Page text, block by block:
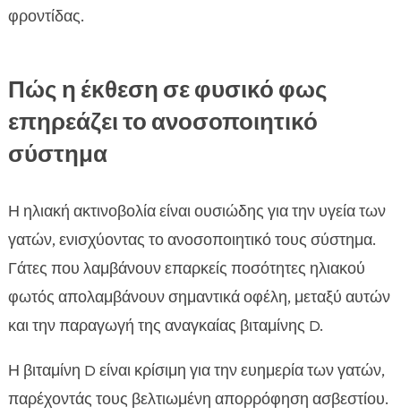
φροντίδας.
Πώς η έκθεση σε φυσικό φως
επηρεάζει το ανοσοποιητικό
σύστημα
Η ηλιακή ακτινοβολία είναι ουσιώδης για την υγεία των
γατών, ενισχύοντας το ανοσοποιητικό τους σύστημα.
Γάτες που λαμβάνουν επαρκείς ποσότητες ηλιακού
φωτός απολαμβάνουν σημαντικά οφέλη, μεταξύ αυτών
και την παραγωγή της αναγκαίας βιταμίνης D.
Η βιταμίνη D είναι κρίσιμη για την ευημερία των γατών,
παρέχοντάς τους βελτιωμένη απορρόφηση ασβεστίου.